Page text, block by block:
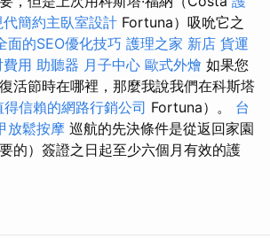
代簡約主臥室設計 Fortuna）吸吮它之
面的SEO優化技巧 護理之家 新店 貨運
用 助聽器 月子中心 歐式外燴 如果您
活節時在哪裡，那麼我說我們在科斯塔
得信賴的網路行銷公司 Fortuna）。 台
放鬆按摩 巡航的先決條件是從返回家園
的）簽證之日起至少六個月有效的護